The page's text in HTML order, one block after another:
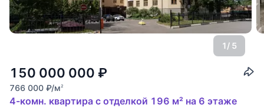
1/ 5
150 000 000 ₽
766 000 ₽/м2
4-комн. квартира с отделкой 196 м² на 6 этаже